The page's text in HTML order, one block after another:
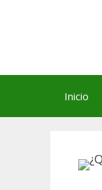
Inicio